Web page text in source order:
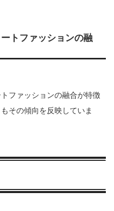
トファッションの融
ファッションの融合が特徴
その傾向を反映していま